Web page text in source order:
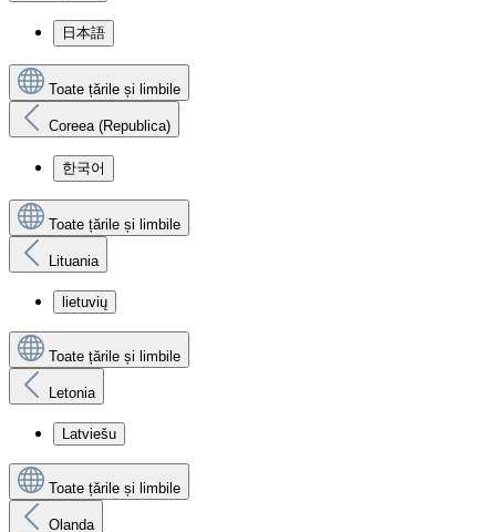
日本語
Toate țările și limbile
Coreea (Republica)
한국어
Toate țările și limbile
Lituania
lietuvių
Toate țările și limbile
Letonia
Latviešu
Toate țările și limbile
Olanda